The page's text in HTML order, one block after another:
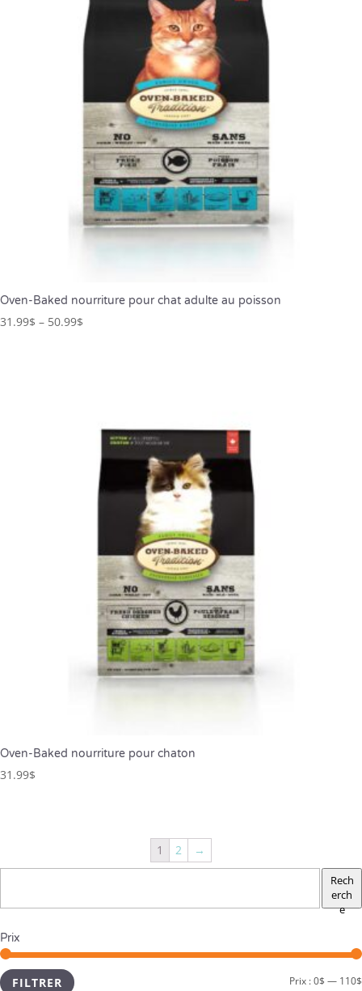
Oven-Baked nourriture pour chat adulte au poisson
31.99$ – 50.99$
Oven-Baked nourriture pour chaton
31.99$
1 2 →
Rech
erch
e
Prix
FILTRER Prix :0$ — 110$